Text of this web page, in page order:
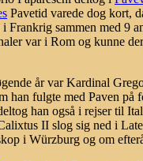
Pavetid varede dog kort,
Frankrig sammen med 9
var i Rom og kunne
år var Kardinal
han fulgte med Paven på
han også i rejser til
II slog sig ned i
i Würzburg og om